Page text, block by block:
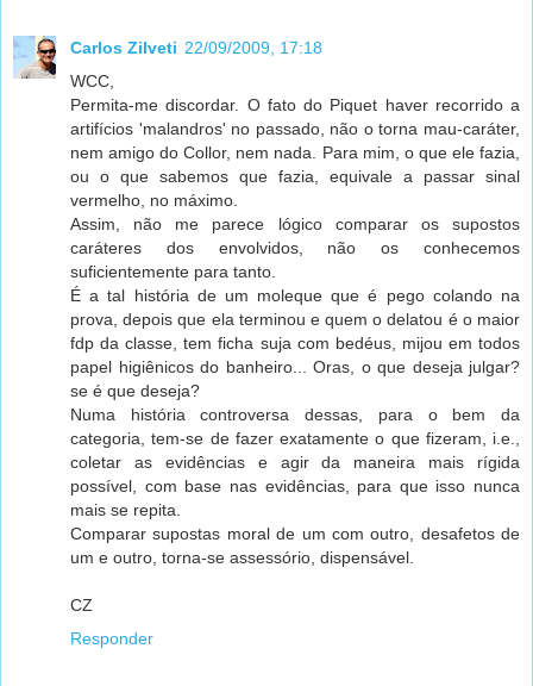
Carlos Zilveti 22/09/2009, 17:18
WCC,
Permita-me discordar. O fato do Piquet haver recorrido a
artifícios 'malandros' no passado, não o torna mau-caráter,
nem amigo do Collor, nem nada. Para mim, o que ele fazia,
ou o que sabemos que fazia, equivale a passar sinal
vermelho, no máximo.
Assim, não me parece lógico comparar os supostos
caráteres dos envolvidos, não os conhecemos
suficientemente para tanto.
É a tal história de um moleque que é pego colando na
prova, depois que ela terminou e quem o delatou é o maior
fdp da classe, tem ficha suja com bedéus, mijou em todos
papel higiênicos do banheiro... Oras, o que deseja julgar?
se é que deseja?
Numa história controversa dessas, para o bem da
categoria, tem-se de fazer exatamente o que fizeram, i.e.,
coletar as evidências e agir da maneira mais rígida
possível, com base nas evidências, para que isso nunca
mais se repita.
Comparar supostas moral de um com outro, desafetos de
um e outro, torna-se assessório, dispensável.
CZ
Responder